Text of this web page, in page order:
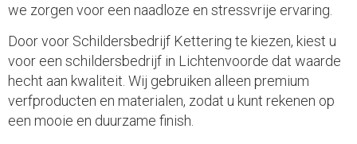
we zorgen voor een naadloze en stressvrije ervaring.
Door voor Schildersbedrijf Kettering te kiezen, kiest u
voor een schildersbedrijf in Lichtenvoorde dat waarde
hecht aan kwaliteit. Wij gebruiken alleen premium
verfproducten en materialen, zodat u kunt rekenen op
een mooie en duurzame finish.